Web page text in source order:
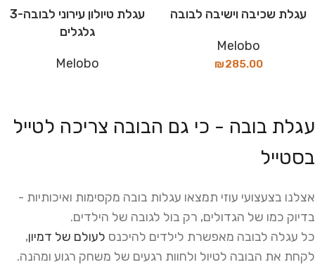
עגלת שכיבה וישיבה לבובה
Melobo
₪285.00
עגלת טיולון עירוני לבובה-3
גלגלים
Melobo
עגלת בובה - כי גם הבובה צריכה לטייל
בסטייל
אצלנו בצעצועי עוזי תמצאו עגלות בובה מקסימות ואיכותיות -
בדיוק כמו של הגדולים, רק בול לגובה של הילדים.
כל עגלה לבובה מאפשרת לילדים להיכנס לעולם של דמיון,
לקחת את הבובה לטיול ולחוות רגעים של משחק רגוע ומהנה.